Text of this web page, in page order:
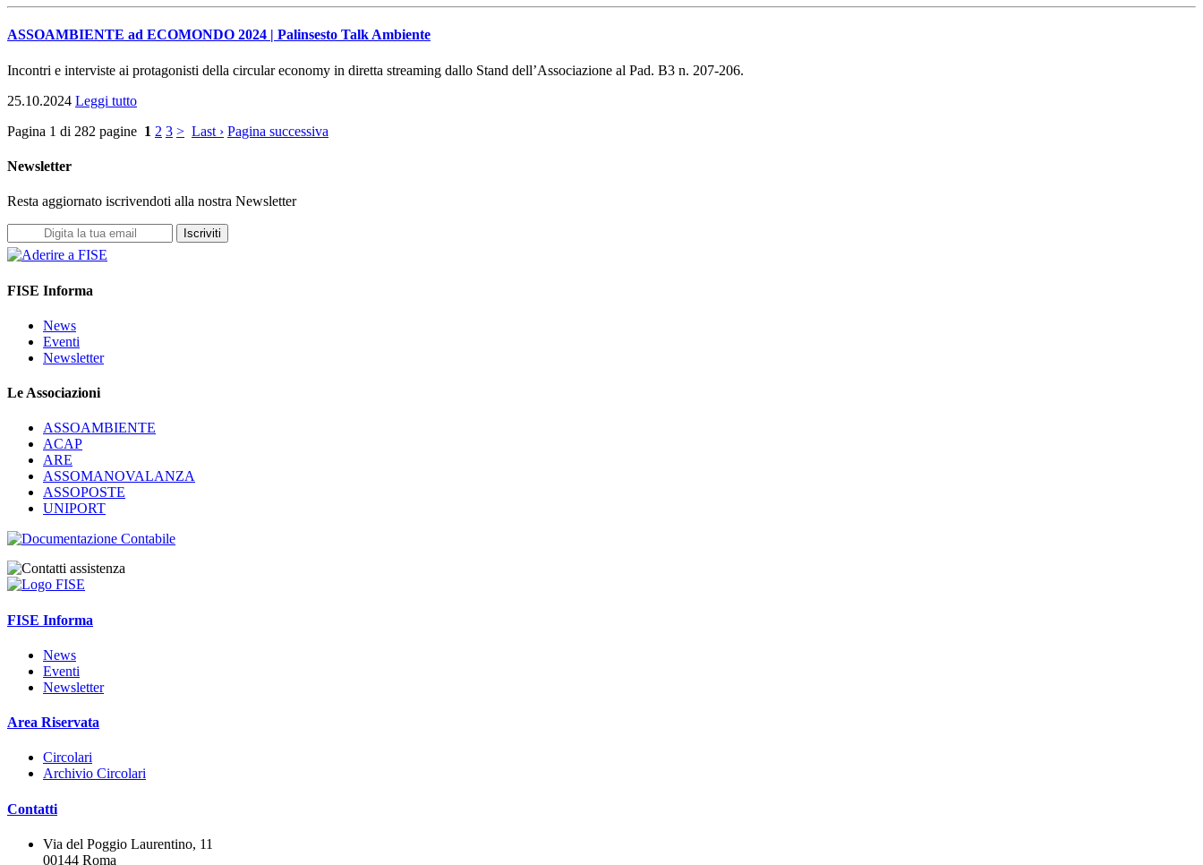
ASSOAMBIENTE ad ECOMONDO 2024 | Palinsesto Talk Ambiente
Incontri e interviste ai protagonisti della circular economy in diretta streaming dallo Stand dell’Associazione al Pad. B3 n. 207-206.
25.10.2024 Leggi tutto
Pagina 1 di 282 pagine 1 2 3 > Last › Pagina successiva
Newsletter
Resta aggiornato iscrivendoti alla nostra Newsletter
Iscriviti
FISE Informa
News
Eventi
Newsletter
Le Associazioni
ASSOAMBIENTE
ACAP
ARE
ASSOMANOVALANZA
ASSOPOSTE
UNIPORT
FISE Informa
News
Eventi
Newsletter
Area Riservata
Circolari
Archivio Circolari
Contatti
Via del Poggio Laurentino, 11
00144 Roma